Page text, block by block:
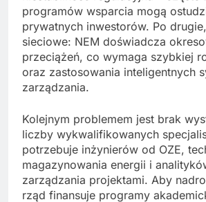
programów wsparcia mogą
prywatnych inwestorów. Po
sieciowe: NEM doświadcza
przeciążeń, co wymaga szybkiej
oraz zastosowania inteligentnych
zarządzania.
Kolejnym problemem jest brak
liczby wykwalifikowanych
potrzebuje inżynierów od OZE,
magazynowania energii i
zarządzania projektami. Aby
rząd finansuje programy